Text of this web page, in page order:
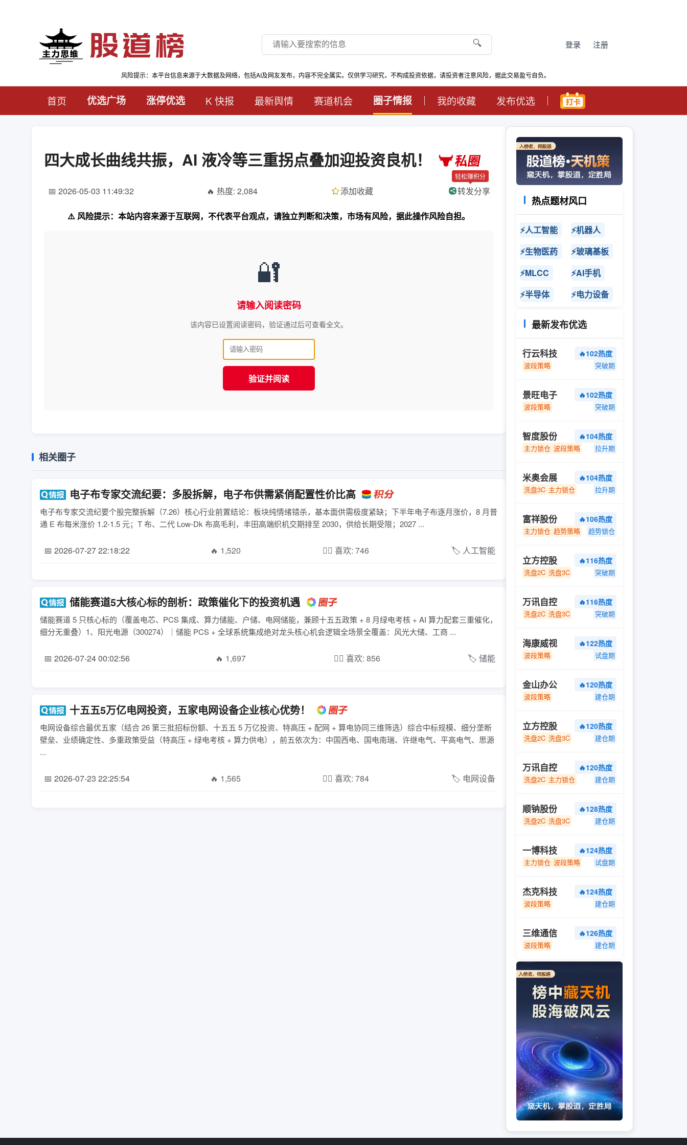
🔍 登录 注册
风险提示：本平台信息来源于大数据及网络，包括AI及网友发布，内容不完全属实。仅供学习研究，不构成投资依据，请投资者注意风险，据此交易盈亏自负。
首页 优选广场 涨停优选 K 快报 最新舆情 赛道机会 圈子情报 我的收藏 发布优选
四大成长曲线共振，AI 液冷等三重拐点叠加迎投资良机！
📅 2026-05-03 11:49:32 🔥 热度: 2,084 添加收藏
轻松赚积分
转发分享
⚠️ 风险提示：本站内容来源于互联网，不代表平台观点，请独立判断和决策，市场有风险，据此操作风险自担。
🔐
请输入阅读密码
该内容已设置阅读密码，验证通过后可查看全文。
验证并阅读
相关圈子
电子布专家交流纪要：多股拆解，电子布供需紧俏配置性价比高
电子布专家交流纪要个股完整拆解（7.26）核心行业前置结论：板块纯情绪错杀，基本面供需极度紧缺；下半年电子布逐月涨价，8 月普
通 E 布每米涨价 1.2-1.5 元；T 布、二代 Low-Dk 布高毛利，丰田高端织机交期排至 2030，供给长期受限；2027 ...
📅 2026-07-27 22:18:22 🔥 1,520 ❤️‍🔥 喜欢: 746 🏷️ 人工智能
储能赛道5大核心标的剖析：政策催化下的投资机遇
储能赛道 5 只核心标的（覆盖电芯、PCS 集成、算力储能、户储、电网储能，兼顾十五五政策 + 8 月绿电考核 + AI 算力配套三重催化，
细分无重叠）1、阳光电源（300274）｜储能 PCS + 全球系统集成绝对龙头核心机会逻辑全场景全覆盖：风光大储、工商 ...
📅 2026-07-24 00:02:56 🔥 1,697 ❤️‍🔥 喜欢: 856 🏷️ 储能
十五五5万亿电网投资，五家电网设备企业核心优势！
电网设备综合最优五家（结合 26 第三批招标份额、十五五 5 万亿投资、特高压 + 配网 + 算电协同三维筛选）综合中标规模、细分垄断
壁垒、业绩确定性、多重政策受益（特高压 + 绿电考核 + 算力供电），前五依次为：中国西电、国电南瑞、许继电气、平高电气、思源
...
📅 2026-07-23 22:25:54 🔥 1,565 ❤️‍🔥 喜欢: 784 🏷️ 电网设备
热点题材风口
⚡人工智能
⚡机器人
⚡生物医药
⚡玻璃基板
⚡MLCC
⚡AI手机
⚡半导体
⚡电力设备
最新发布优选
行云科技 🔥102热度
波段策略 突破期
景旺电子 🔥102热度
波段策略 突破期
智度股份 🔥104热度
主力锁仓 波段策略 拉升期
米奥会展 🔥104热度
洗盘3C 主力锁仓 拉升期
富祥股份 🔥106热度
主力锁仓 趋势策略 趋势锁仓
立方控股 🔥116热度
洗盘2C 洗盘3C 突破期
万讯自控 🔥116热度
洗盘2C 洗盘3C 突破期
海康威视 🔥122热度
波段策略 试盘期
金山办公 🔥120热度
波段策略 建仓期
立方控股 🔥120热度
洗盘2C 洗盘3C 建仓期
万讯自控 🔥120热度
洗盘2C 主力锁仓 建仓期
顺钠股份 🔥128热度
洗盘2C 洗盘3C 建仓期
一博科技 🔥124热度
主力锁仓 波段策略 试盘期
杰克科技 🔥124热度
波段策略 建仓期
三维通信 🔥126热度
波段策略 建仓期